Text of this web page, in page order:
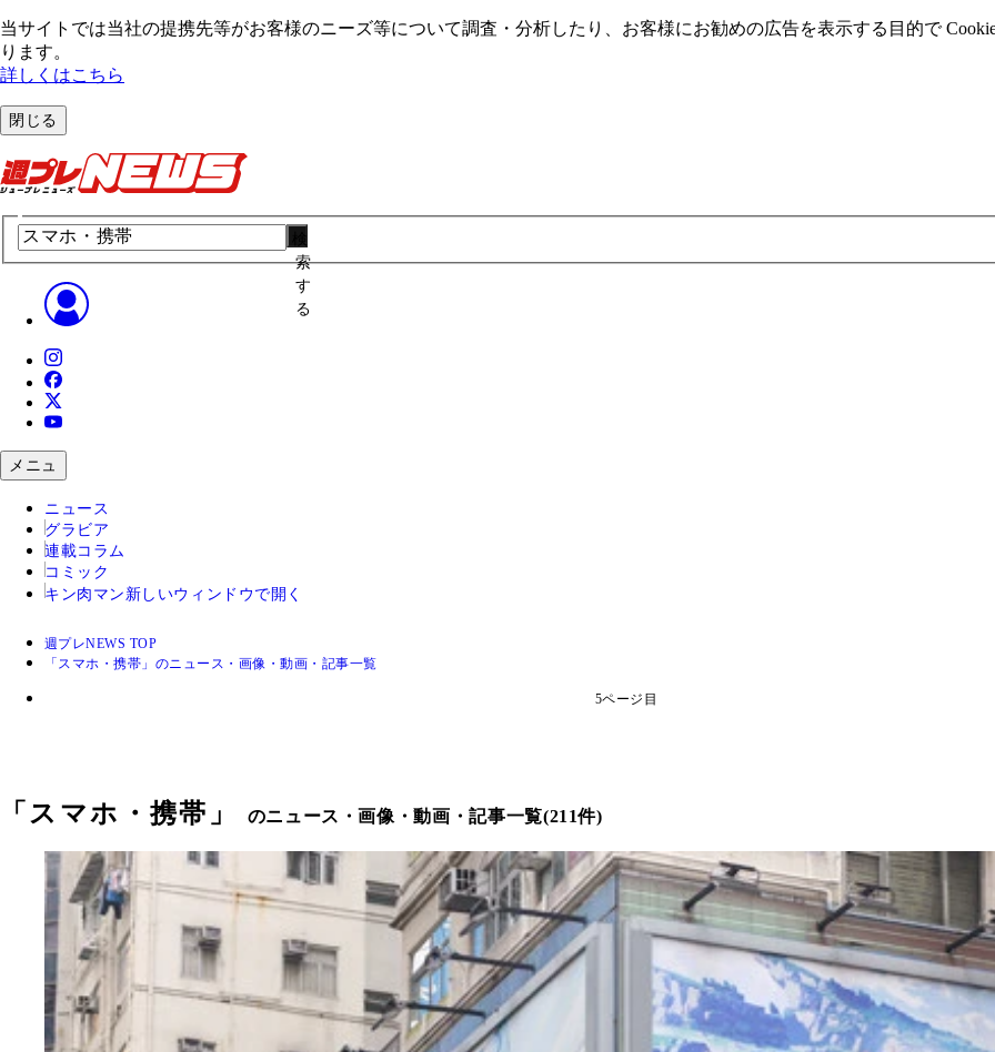
当サイトでは当社の提携先等がお客様のニーズ等について調査・分析したり、お客様にお勧めの広告を表⽰する⽬的で
ります。
詳しくはこちら
閉じる
索
す
る
メニュ
ニュース
グラビア
連載コラム
コミック
キン肉マン 新しいウィンドウで開く
週プレNEWS TOP
「スマホ・携帯」のニュース・画像・動画・記事一覧
5ページ目
「 スマホ・携帯 」 のニュース・画像・動画・記事一覧(211件)